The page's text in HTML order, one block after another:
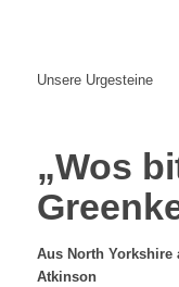
Unsere Urgesteine
„Wos
Aus North Yorkshire
Atkinson